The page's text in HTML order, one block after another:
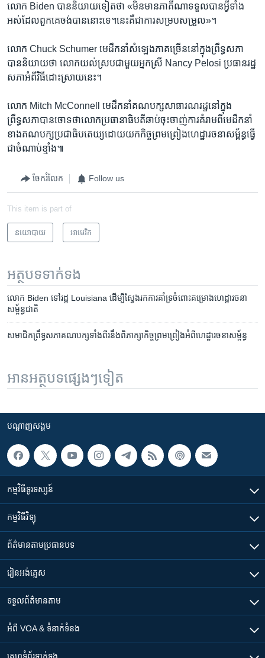
លោក ​Biden ​បាន​និយាយ​ទៀត​ថា ​«មិន​មាន​ភាគី​ណាទទួល​បាន​អ្វី​ទាំង​
អស់​ដែល​ពួកគេ​ចង់​បាន​នោះ​ទេ។នេះ​គឺជា​ការ​សម្រប​សម្រួល»។
លោក ​Chuck Schumer ​មេដឹកនាំ​សំឡេង​ភាគច្រើន​នៅ​ក្នុង​ព្រឹទ្ធ​សភា​
បាន​និយាយ​ថា ​លោក​យល់​ស្រប​ជាមួយ​អ្នកស្រី ​Nancy Pelosi ​ប្រធាន​រដ្ឋ​
សភា​អំពី​វិធី​ដោះស្រាយ​នេះ។​
លោក​ Mitch McConnell​ មេដឹកនាំគណបក្ស​សាធារណរដ្ឋ​នៅ​ក្នុង​
ព្រឹទ្ធសភា​បាន​ចោទថា​លោក​ប្រធានាធិបតី​ឆាប់​ចុះចាញ់ការ​គំរាម​ពី​មេដឹកនាំ​
ខាង​គណបក្ស​ប្រជាធិបតេយ្យ​ដោយ​យក​កិច្ច​ព្រមព្រៀង​ហេដ្ឋា​រចនា​សម្ព័ន្ធ​ធ្វើ​
ជា​ចំណាប់​ខ្មាំង៕
ចែករំលែក Follow us
This item is part of
នយោបាយ អាមេរិក​
អត្ថបទ​ទាក់ទង
លោក​ Biden ទៅ​រដ្ឋ Louisiana ដើម្បី​ស្វែង​រក​ការ​គាំទ្រ​ចំពោះ​​គម្រោង​​ហេដ្ឋា​រចនា​
សម្ព័ន្ធ​​ជាតិ
​សមាជិក​ព្រឹទ្ធសភា​គណបក្ស​ទាំងពីរ​នឹង​ពិភាក្សា​កិច្ច​ព្រមព្រៀង​អំពី​ហេដ្ឋារចនាសម្ព័ន្ធ
អានអត្ថបទផ្សេងៗទៀត
បណ្តាញ​សង្គម
កម្មវិធី​ទូរទស្សន៍
កម្មវិធី​វិទ្យុ
ព័ត៌មាន​តាមប្រធានបទ​
រៀន​​អង់គ្លេស
ទទួល​ព័ត៌មាន​តាម
អំពី​ VOA & ទំនាក់ទំនង